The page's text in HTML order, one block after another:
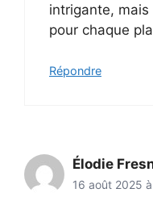
intrigante,
pour chaque
Répondre
Élodie
16 août 2025 à